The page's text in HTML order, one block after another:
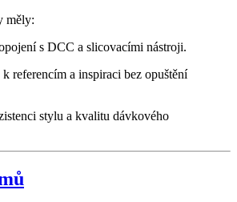
měly:
s DCC a slicovacími nástroji.
referencím a inspiraci bez opuštění
stylu a kvalitu dávkového